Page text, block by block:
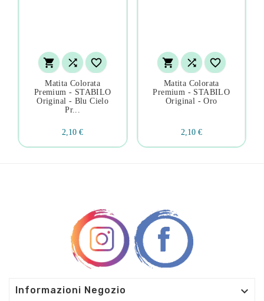
  
Matita Colorata
Premium - STABILO
Original - Blu Cielo
Pr...
2,10 €
  
Matita Colorata
Premium - STABILO
Original - Oro
2,10 €
Informazioni Negozio 